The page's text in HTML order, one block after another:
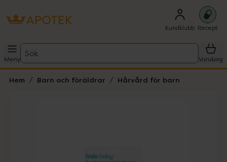
Kundklubb Recept
Meny
Sök
Varukorg
Hem Barn och föräldrar Hårvård för barn